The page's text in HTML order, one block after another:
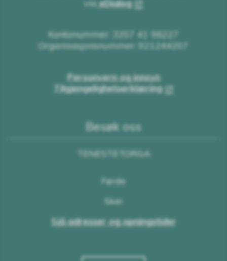
viaeDialog
Kontonummer: 3207 41 98227
Organisasjonsnummer: 921244207
Personvern og innsyn
Tilgjengelighetserklæring
Besøk oss
TENESTETORGA
Førde
Skei
Sjå adresser og opningstider